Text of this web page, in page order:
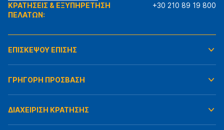
ΚΡΑΤΗΣΕΙΣ & ΕΞΥΠΗΡΕΤΗΣΗ
ΠΕΛΑΤΩΝ:
+30 210 89 19 800
ΕΠΙΣΚΕΨΟΥ ΕΠΙΣΗΣ
ΓΡΗΓΟΡΗ ΠΡΟΣΒΑΣΗ
ΔΙΑΧΕΙΡΙΣΗ ΚΡΑΤΗΣΗΣ